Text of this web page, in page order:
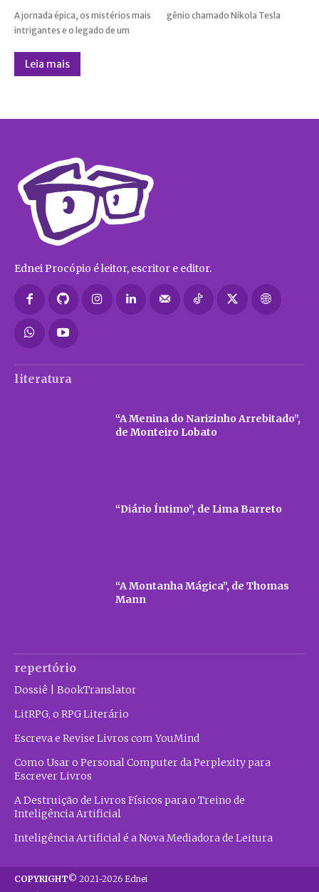
A jornada épica, os mistérios mais
intrigantes e o legado de um
gênio chamado Nikola Tesla
Leia mais
Ednei Procópio é leitor, escritor e editor.
literatura
“A Menina do Narizinho Arrebitado”,
de Monteiro Lobato
“Diário Íntimo”, de Lima Barreto
“A Montanha Mágica”, de Thomas
Mann
repertório
Dossiê | BookTranslator
LitRPG, o RPG Literário
Escreva e Revise Livros com YouMind
Como Usar o Personal Computer da Perplexity para
Escrever Livros
A Destruição de Livros Físicos para o Treino de
Inteligência Artificial
Inteligência Artificial é a Nova Mediadora de Leitura
COPYRIGHT© 2021-2026 Ednei